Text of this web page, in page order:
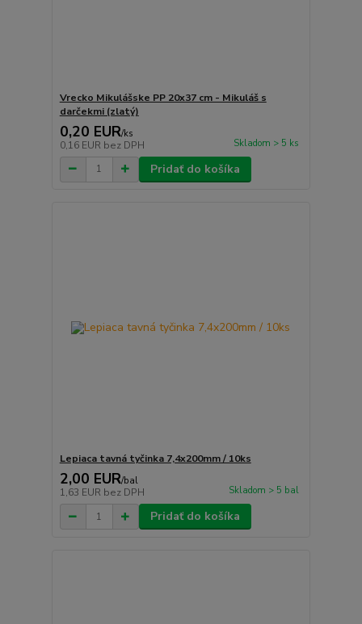
Vrecko Mikulášske PP 20x37 cm - Mikuláš s
darčekmi (zlatý)
0,20 EUR/ks
0,16 EUR bez DPH Skladom > 5 ks
Pridať do košíka
Lepiaca tavná tyčinka 7,4x200mm / 10ks
2,00 EUR/bal
1,63 EUR bez DPH Skladom > 5 bal
Pridať do košíka